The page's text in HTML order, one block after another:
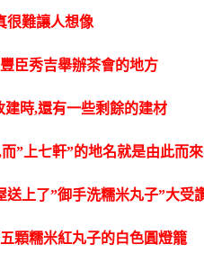
很難讓人想像
臣秀吉舉辦茶會的地方
時,還有一些剩餘的建材
”上七軒”的地名就是由此而
上了”御手洗糯米丸子”大受
顆糯米紅丸子的白色圓燈籠